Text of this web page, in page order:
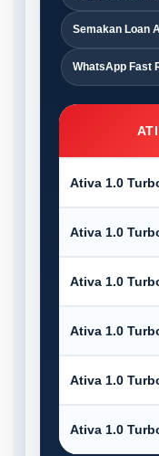
Semakan Loan
WhatsApp Fast
Ativa 1.0
Ativa 1.0
Ativa 1.0
Ativa 1.0
Ativa 1.0
Ativa 1.0